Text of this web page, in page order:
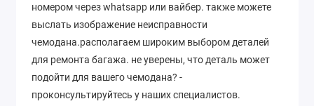
номером через whatsapp или вайбер. также можете
выслать изображение неисправности
чемодана.располагаем широким выбором деталей
для ремонта багажа. не уверены, что деталь может
подойти для вашего чемодана? -
проконсультируйтесь у наших специалистов.